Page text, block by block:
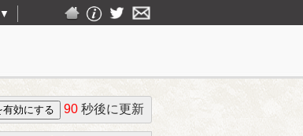
▼
90 秒後に更新